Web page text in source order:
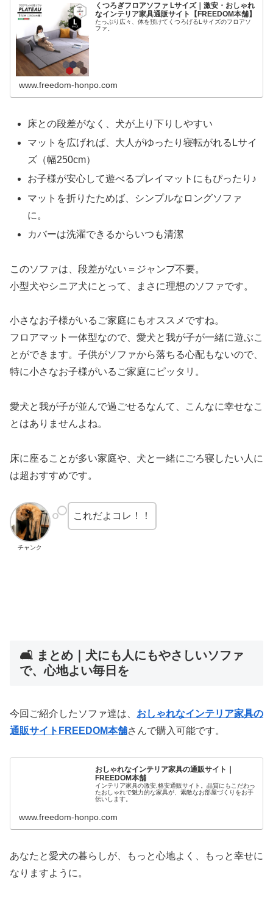
くつろぎフロアソファ Lサイズ｜激安・おしゃれ
なインテリア家具通販サイト【FREEDOM本舗】
たっぷり広々、体を預けてくつろげるLサイズのフロアソ
ファ。
www.freedom-honpo.com
床との段差がなく、犬が上り下りしやすい
マットを広げれば、大人がゆったり寝転がれるLサイ
ズ（幅250cm）
お子様が安心して遊べるプレイマットにもぴったり♪
マットを折りたためば、シンプルなロングソファ
に。
カバーは洗濯できるからいつも清潔
このソファは、段差がない＝ジャンプ不要。
小型犬やシニア犬にとって、まさに理想のソファです。
小さなお子様がいるご家庭にもオススメですね。
フロアマット一体型なので、愛犬と我が子が一緒に遊ぶこ
とができます。子供がソファから落ちる心配もないので、
特に小さなお子様がいるご家庭にピッタリ。
愛犬と我が子が並んで過ごせるなんて、こんなに幸せなこ
とはありませんよね。
床に座ることが多い家庭や、犬と一緒にごろ寝したい人に
は超おすすめです。
チャンク
これだよコレ！！
🛋️ まとめ｜犬にも人にもやさしいソファ
で、心地よい毎日を
今回ご紹介したソファ達は、 おしゃれなインテリア家具の
通販サイトFREEDOM本舗さんで購入可能です。
おしゃれなインテリア家具の通販サイト｜
FREEDOM本舗
インテリア家具の激安,格安通販サイト。品質にもこだわっ
たおしゃれで魅力的な家具が、素敵なお部屋づくりをお手
伝いします。
www.freedom-honpo.com
あなたと愛犬の暮らしが、もっと心地よく、もっと幸せに
なりますように。